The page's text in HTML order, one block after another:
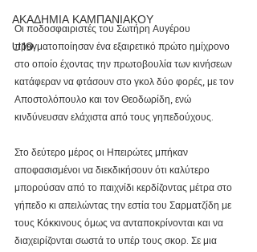
ΑΚΑΔΗΜΙΑ ΚΑΜΠΑΝΙΑΚΟΥ
U19
Οι ποδοσφαιριστές του Σωτήρη Αυγέρου
πραγματοποίησαν ένα εξαιρετικό πρώτο ημίχρονο
στο οποίο έχοντας την πρωτοβουλία των κινήσεων
κατάφεραν να φτάσουν στο γκολ δύο φορές, με τον
Αποστολόπουλο και τον Θεοδωρίδη, ενώ
κινδύνευσαν ελάχιστα από τους γηπεδούχους.
Στο δεύτερο μέρος οι Ηπειρώτες μπήκαν
αποφασισμένοι να διεκδικήσουν ότι καλύτερο
μπορούσαν από το παιχνίδι κερδίζοντας μέτρα στο
γήπεδο κι απειλώντας την εστία του Σαρματζίδη με
τους Κόκκινους όμως να ανταποκρίνονται και να
διαχειρίζονται σωστά το υπέρ τους σκορ. Σε μια